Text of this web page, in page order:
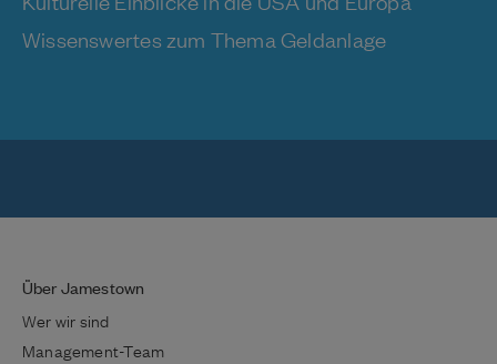
Wissenswertes zum Thema Geldanlage
Über Jamestown
Wer wir sind
Management-Team